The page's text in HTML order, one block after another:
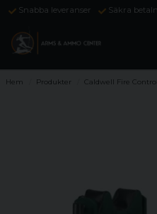
Snabba leveranser Säkra
Hem Produkter Caldwell Fire